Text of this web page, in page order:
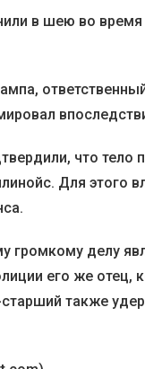
в шею во
что тело
Для этого
громкому делу
его же отец,
старший также